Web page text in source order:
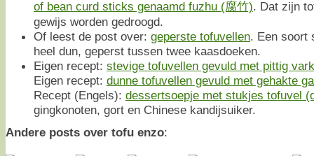
of bean curd sticks genaamd fuzhu (腐竹). Dat zijn
gewijs worden gedroogd.
Of leest de post over: geperste tofuvellen. Een soort
heel dun, geperst tussen twee kaasdoeken.
Eigen recept: stevige tofuvellen gevuld met pittig
Eigen recept: dunne tofuvellen gevuld met gehakte
Recept (Engels): dessertsoepje met stukjes tofuvel
gingkonoten, gort en Chinese kandijsuiker.
Andere posts over tofu enzo: